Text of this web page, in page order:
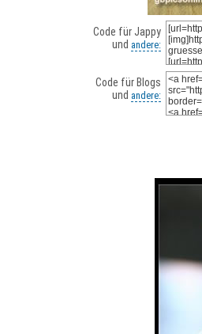
Code für Jappy
und andere:
Code für Blogs
und andere: